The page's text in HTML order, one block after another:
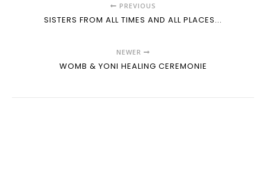
PREVIOUS
SISTERS FROM ALL TIMES AND ALL PLACES...
NEWER
WOMB & YONI HEALING CEREMONIE